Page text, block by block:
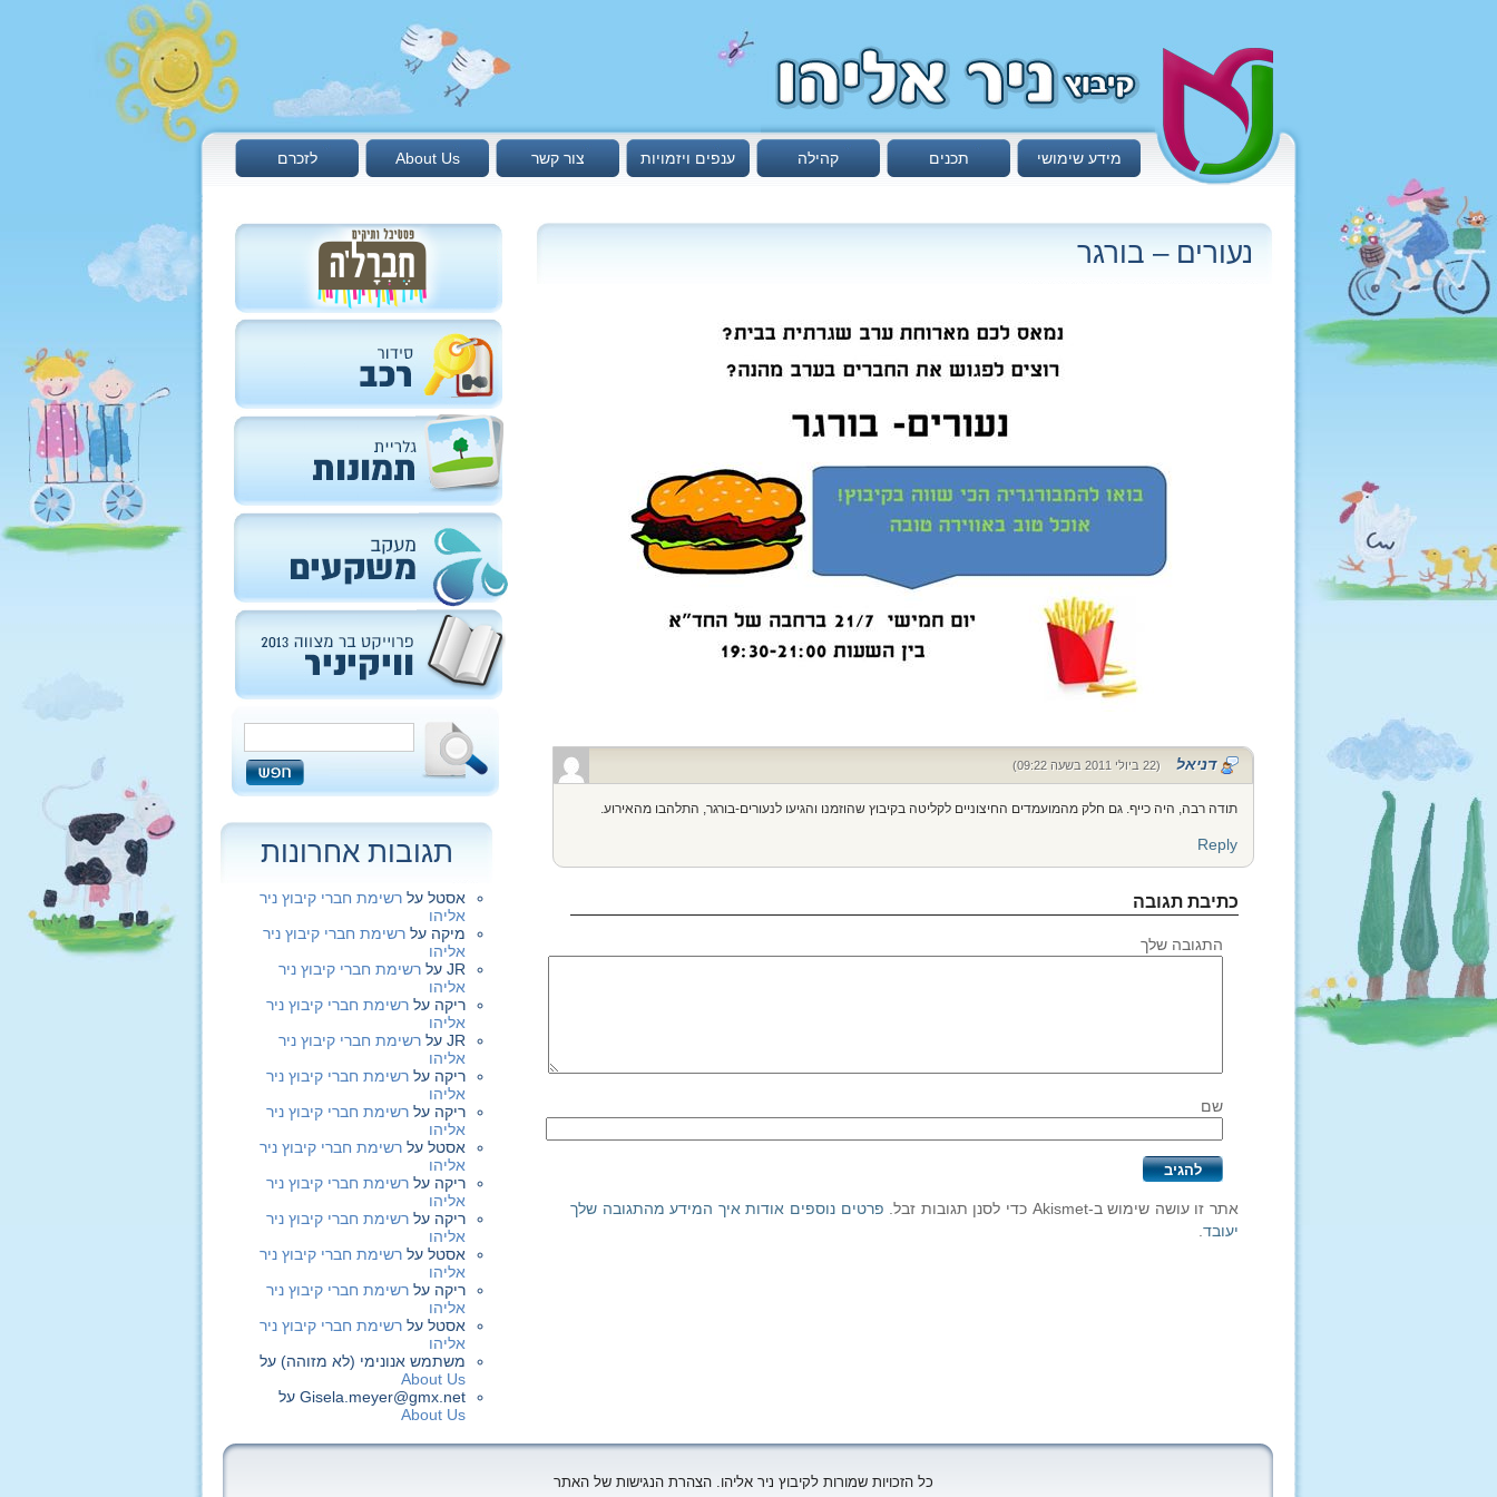
לזכרם About Us צור קשר ענפים ויזמויות קהילה תכנים מידע שימושי
נעורים – בורגר
דניאל (22 ביולי 2011 בשעה 09:22)
תודה רבה, היה כייף. גם חלק מהמועמדים החיצוניים לקליטה בקיבוץ שהוזמנו והגיעו לנעורים-בורגר, התלהבו מהאירוע.
Reply
כתיבת תגובה
התגובה שלך
שם
אתר זו עושה שימוש ב-Akismet כדי לסנן תגובות זבל.
פרטים נוספים אודות איך המידע מהתגובה שלך
יעובד
תגובות אחרונות
אסטל על רשימת חברי קיבוץ ניר
אליהו
מיקה על רשימת חברי קיבוץ ניר
אליהו
JR על רשימת חברי קיבוץ ניר
אליהו
ריקה על רשימת חברי קיבוץ ניר
אליהו
JR על רשימת חברי קיבוץ ניר
אליהו
ריקה על רשימת חברי קיבוץ ניר
אליהו
ריקה על רשימת חברי קיבוץ ניר
אליהו
אסטל על רשימת חברי קיבוץ ניר
אליהו
ריקה על רשימת חברי קיבוץ ניר
אליהו
ריקה על רשימת חברי קיבוץ ניר
אליהו
אסטל על רשימת חברי קיבוץ ניר
אליהו
ריקה על רשימת חברי קיבוץ ניר
אליהו
אסטל על רשימת חברי קיבוץ ניר
אליהו
משתמש אנונימי (לא מזוהה) על
About Us
Gisela.meyer@gmx.net על
About Us
כל הזכויות שמורות לקיבוץ ניר אליהו. הצהרת הנגישות של האתר